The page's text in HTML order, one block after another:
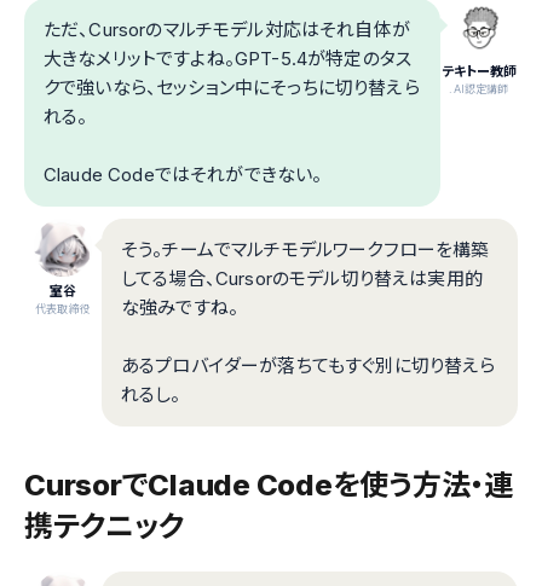
テキトー教師
.AI認定講師
ただ、Cursorのマルチモデル対応はそれ自体が
大きなメリットですよね。GPT-5.4が特定のタス
クで強いなら、セッション中にそっちに切り替えら
れる。
Claude Codeではそれができない。
室谷
代表取締役
そう。チームでマルチモデルワークフローを構築
してる場合、Cursorのモデル切り替えは実用的
な強みですね。
あるプロバイダーが落ちてもすぐ別に切り替えら
れるし。
CursorでClaude Codeを使う方法・連
携テクニック